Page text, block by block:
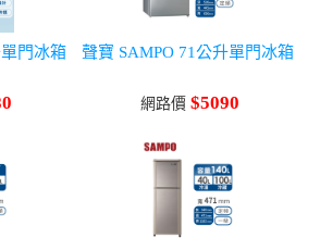
門冰箱 聲寶 SAMPO 71公升單門冰箱
網路價 $5090